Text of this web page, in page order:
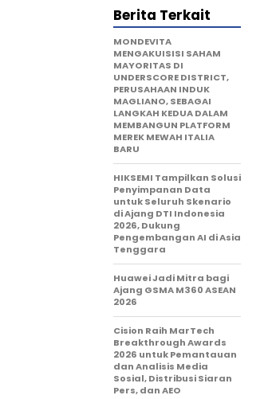
Berita Terkait
MONDEVITA
MENGAKUISISI SAHAM
MAYORITAS DI
UNDERSCORE DISTRICT,
PERUSAHAAN INDUK
MAGLIANO, SEBAGAI
LANGKAH KEDUA DALAM
MEMBANGUN PLATFORM
MEREK MEWAH ITALIA
BARU
HIKSEMI Tampilkan Solusi
Penyimpanan Data
untuk Seluruh Skenario
di Ajang DTI Indonesia
2026, Dukung
Pengembangan AI di Asia
Tenggara
Huawei Jadi Mitra bagi
Ajang GSMA M360 ASEAN
2026
Cision Raih MarTech
Breakthrough Awards
2026 untuk Pemantauan
dan Analisis Media
Sosial, Distribusi Siaran
Pers, dan AEO